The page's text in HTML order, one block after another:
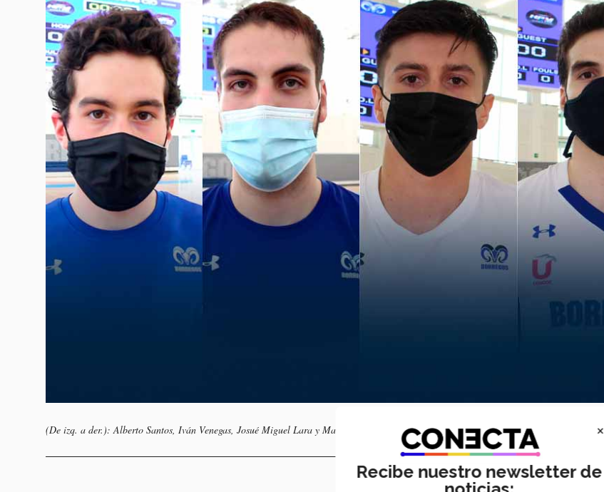
(De izq. a der.): Alberto Santos, Iván Venegas, Josué Miguel Lara y Marcelo Andrés Pérez. ×
Recibe nuestro newsletter de